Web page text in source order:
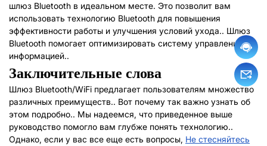
шлюз Bluetooth в идеальном месте. Это позволит вам
использовать технологию Bluetooth для повышения
эффективности работы и улучшения условий ухода.. Шлюз
Bluetooth помогает оптимизировать систему управления
информацией..
Заключительные слова
Шлюз Bluetooth/WiFi предлагает пользователям множество
различных преимуществ.. Вот почему так важно узнать об
этом подробно.. Мы надеемся, что приведенное выше
руководство помогло вам глубже понять технологию..
Однако, если у вас все еще есть вопросы, Не стесняйтесь